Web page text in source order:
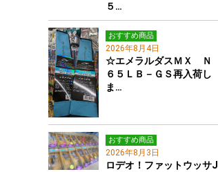
５…
おすすめ商品
2026年8月4日
☆エメラルダスＭＸ Ｎ
６５ＬＢ－ＧＳ再入荷し
ま…
おすすめ商品
2026年8月3日
ロデオ！ファットウッサJ